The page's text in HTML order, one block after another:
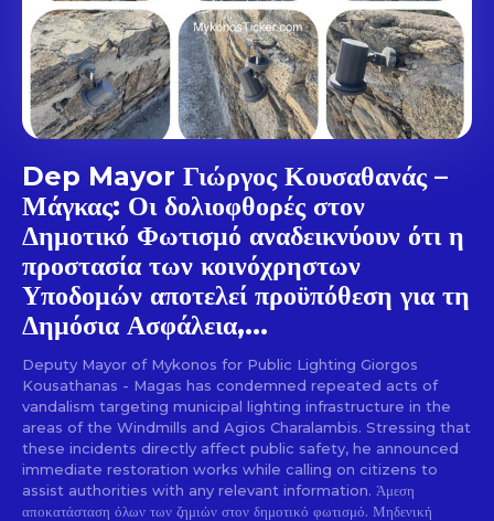
Dep Mayor Γιώργος Κουσαθανάς –
Μάγκας: Οι δολιοφθορές στον
Δημοτικό Φωτισμό αναδεικνύουν ότι η
προστασία των κοινόχρηστων
Υποδομών αποτελεί προϋπόθεση για τη
Δημόσια Ασφάλεια,...
Deputy Mayor of Mykonos for Public Lighting Giorgos
Kousathanas - Magas has condemned repeated acts of
vandalism targeting municipal lighting infrastructure in the
areas of the Windmills and Agios Charalambis. Stressing that
these incidents directly affect public safety, he announced
immediate restoration works while calling on citizens to
assist authorities with any relevant information. Άμεση
αποκατάσταση όλων των ζημιών στον δημοτικό φωτισμό. Μηδενική